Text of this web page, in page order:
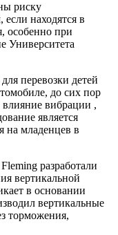
риску
находятся в
особенно при
Университета
перевозки детей
до сих пор
вибрации ,
является
младенцев в
разработали
вертикальной
в основании
вертикальные
торможения,